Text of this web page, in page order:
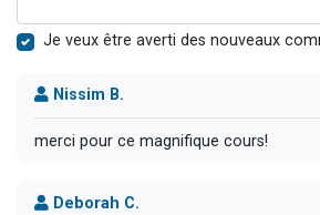
Je veux être averti des nouveaux
Nissim B.
merci pour ce magnifique cours!
Deborah C.